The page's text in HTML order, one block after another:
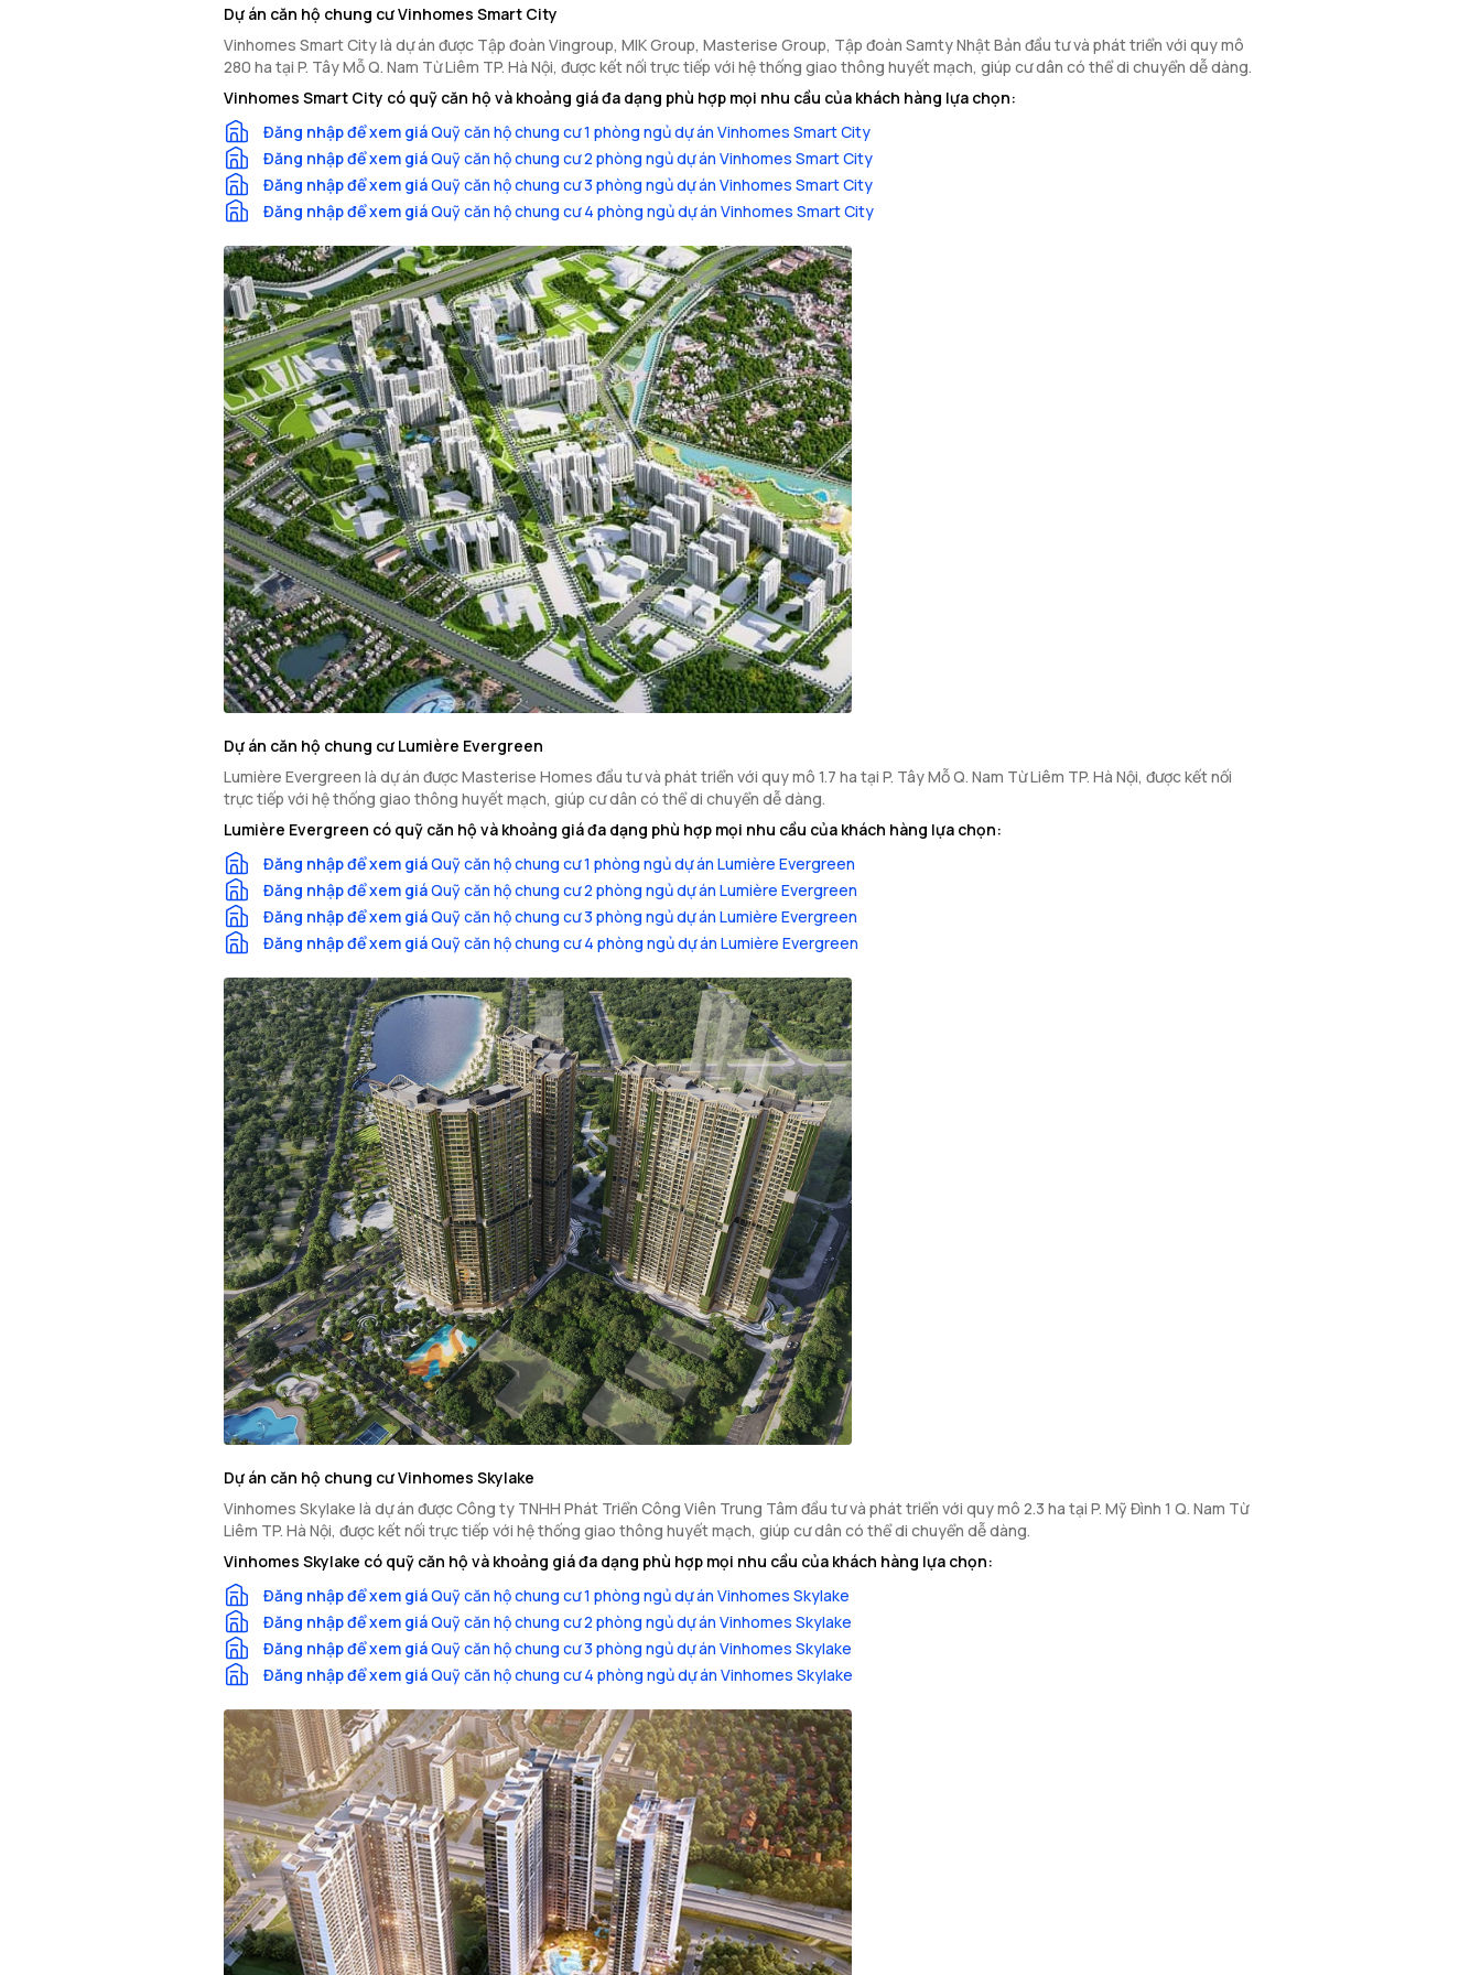
Dự án căn hộ chung cư Vinhomes Smart City
Vinhomes Smart City là dự án được Tập đoàn Vingroup, MIK Group, Masterise Group, Tập đoàn Samty Nhật Bản đầu tư và phát triển với quy mô
280 ha tại P. Tây Mỗ Q. Nam Từ Liêm TP. Hà Nội, được kết nối trực tiếp với hệ thống giao thông huyết mạch, giúp cư dân có thể di chuyển dễ dàng.
Vinhomes Smart City có quỹ căn hộ và khoảng giá đa dạng phù hợp mọi nhu cầu của khách hàng lựa chọn:
Đăng nhập để xem giáQuỹ căn hộ chung cư 1 phòng ngủ dự án Vinhomes Smart City
Đăng nhập để xem giáQuỹ căn hộ chung cư 2 phòng ngủ dự án Vinhomes Smart City
Đăng nhập để xem giáQuỹ căn hộ chung cư 3 phòng ngủ dự án Vinhomes Smart City
Đăng nhập để xem giáQuỹ căn hộ chung cư 4 phòng ngủ dự án Vinhomes Smart City
Dự án căn hộ chung cư Lumière Evergreen
Lumière Evergreen là dự án được Masterise Homes đầu tư và phát triển với quy mô 1.7 ha tại P. Tây Mỗ Q. Nam Từ Liêm TP. Hà Nội, được kết nối
trực tiếp với hệ thống giao thông huyết mạch, giúp cư dân có thể di chuyển dễ dàng.
Lumière Evergreen có quỹ căn hộ và khoảng giá đa dạng phù hợp mọi nhu cầu của khách hàng lựa chọn:
Đăng nhập để xem giáQuỹ căn hộ chung cư 1 phòng ngủ dự án Lumière Evergreen
Đăng nhập để xem giáQuỹ căn hộ chung cư 2 phòng ngủ dự án Lumière Evergreen
Đăng nhập để xem giáQuỹ căn hộ chung cư 3 phòng ngủ dự án Lumière Evergreen
Đăng nhập để xem giáQuỹ căn hộ chung cư 4 phòng ngủ dự án Lumière Evergreen
Dự án căn hộ chung cư Vinhomes Skylake
Vinhomes Skylake là dự án được Công ty TNHH Phát Triển Công Viên Trung Tâm đầu tư và phát triển với quy mô 2.3 ha tại P. Mỹ Đình 1 Q. Nam Từ
Liêm TP. Hà Nội, được kết nối trực tiếp với hệ thống giao thông huyết mạch, giúp cư dân có thể di chuyển dễ dàng.
Vinhomes Skylake có quỹ căn hộ và khoảng giá đa dạng phù hợp mọi nhu cầu của khách hàng lựa chọn:
Đăng nhập để xem giáQuỹ căn hộ chung cư 1 phòng ngủ dự án Vinhomes Skylake
Đăng nhập để xem giáQuỹ căn hộ chung cư 2 phòng ngủ dự án Vinhomes Skylake
Đăng nhập để xem giáQuỹ căn hộ chung cư 3 phòng ngủ dự án Vinhomes Skylake
Đăng nhập để xem giáQuỹ căn hộ chung cư 4 phòng ngủ dự án Vinhomes Skylake